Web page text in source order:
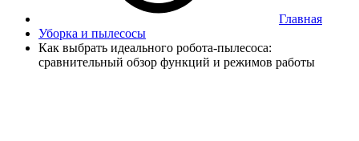
Главная
Уборка и пылесосы
Как выбрать идеального робота-пылесоса:
сравнительный обзор функций и режимов работы